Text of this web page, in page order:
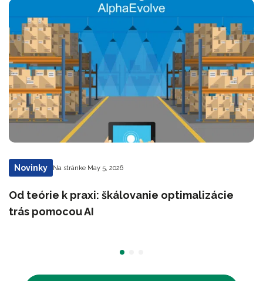
Novinky Na stránke May 5, 2026
Od teórie k praxi: škálovanie optimalizácie
trás pomocou AI